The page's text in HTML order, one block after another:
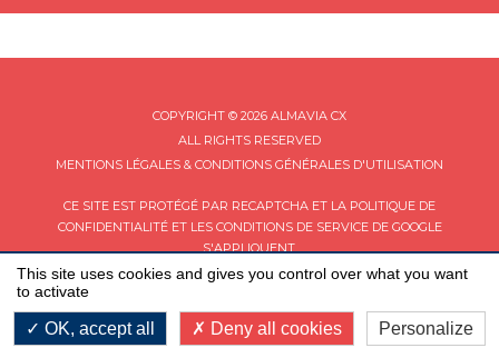
COPYRIGHT © 2026 ALMAVIA CX
ALL RIGHTS RESERVED
MENTIONS LÉGALES & CONDITIONS GÉNÉRALES D'UTILISATION
CE SITE EST PROTÉGÉ PAR RECAPTCHA ET LA POLITIQUE DE
CONFIDENTIALITÉET LES CONDITIONS DE SERVICEDE GOOGLE
S'APPLIQUENT.
This site uses cookies and gives you control over what you want
to activate
OK, accept all Deny all cookies Personalize